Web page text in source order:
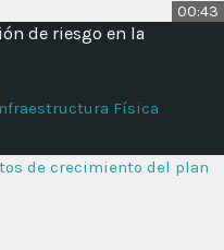
00:43
de riesgo en la
Física